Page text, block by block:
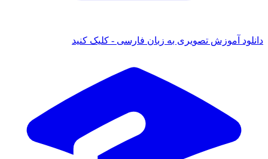
آموزش تصویری به زبان فارسی - کلیک کنید